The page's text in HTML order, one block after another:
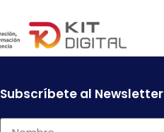
Subscríbete al Newsletter